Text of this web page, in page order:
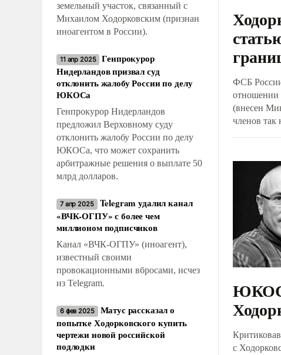
земельный участок, связанный с
Михаилом Ходорковским (признан
иноагентом в России).
11 апр 2025
Генпрокурор
Нидерландов призвал суд
отклонить жалобу России по делу
ЮКОСа
Генпрокурор Нидерландов
предложил Верховному суду
отклонить жалобу России по делу
ЮКОСа, что может сохранить
арбитражные решения о выплате 50
млрд долларов.
7 апр 2025
Telegram удалил канал
«ВЧК-ОГПУ» с более чем
миллионом подписчиков
Канал «ВЧК-ОГПУ» (иноагент),
известный своими
провокационными вбросами, исчез
из Telegram.
6 фев 2025
Матус рассказал о
попытке Ходорковского купить
чертежи новой российской
подлодки
ФСБ России
отношении
(внесен
членов так
власти.
многие
России.
ЮКОС
с